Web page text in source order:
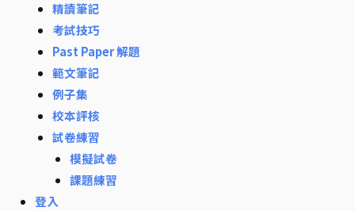
精讀筆記
考試技巧
Past Paper 解題
範文筆記
例子集
校本評核
試卷練習
模擬試卷
課題練習
登入